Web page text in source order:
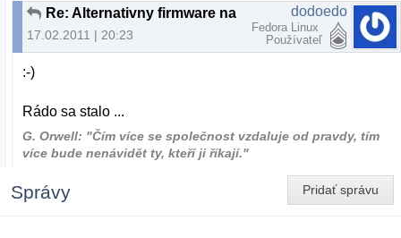
17.02.2011 | 20:23
dodoedo
Fedora Linux
Používateľ
:-)
Rádo sa stalo ...
G. Orwell: "Čím více se společnost vzdaluje od pravdy, tím
více bude nenávidět ty, kteří ji říkají."
Pridať správu
Správy